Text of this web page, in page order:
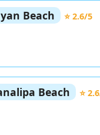
Beach
⭐ 2.6/5
Beach
⭐